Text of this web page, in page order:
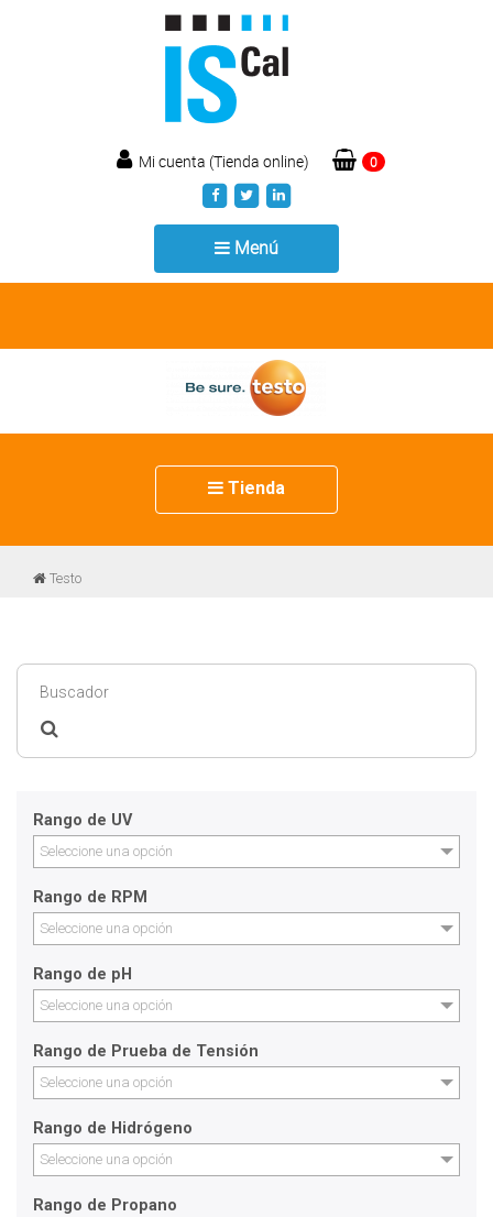
Mi cuenta (Tienda online) 0
Menú
navigation
Tienda
navigation
Testo
Rango de UV
Seleccione una opción
Rango de RPM
Seleccione una opción
Rango de pH
Seleccione una opción
Rango de Prueba de Tensión
Seleccione una opción
Rango de Hidrógeno
Seleccione una opción
Rango de Propano